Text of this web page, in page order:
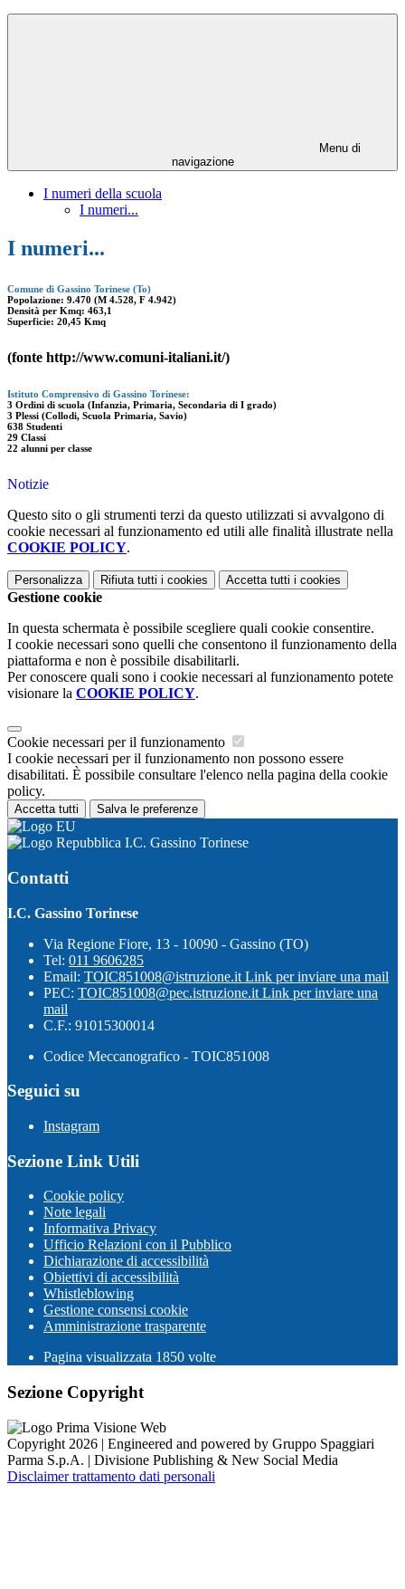
Menu di
navigazione
I numeri della scuola
I numeri...
I numeri...
Comune di Gassino Torinese (To)
Popolazione: 9.470 (M 4.528, F 4.942)
Densità per Kmq: 463,1
Superficie: 20,45 Kmq
(fonte http://www.comuni-italiani.it/)
Istituto Comprensivo di Gassino Torinese:
3 Ordini di scuola (Infanzia, Primaria, Secondaria di I grado)
3 Plessi (Collodi, Scuola Primaria, Savio)
638 Studenti
29 Classi
22 alunni per classe
Notizie
Questo sito o gli strumenti terzi da questo utilizzati si avvalgono di
cookie necessari al funzionamento ed utili alle finalità illustrate nella
COOKIE POLICY.
Personalizza Rifiuta tutti i cookies Accetta tutti i cookies
Gestione cookie
In questa schermata è possibile scegliere quali cookie consentire.
I cookie necessari sono quelli che consentono il funzionamento della
piattaforma e non è possibile disabilitarli.
Per conoscere quali sono i cookie necessari al funzionamento potete
visionare la COOKIE POLICY.
Cookie necessari per il funzionamento
I cookie necessari per il funzionamento non possono essere
disabilitati. È possibile consultare l'elenco nella pagina della cookie
policy.
Accetta tutti Salva le preferenze
I.C. Gassino Torinese
Contatti
I.C. Gassino Torinese
Via Regione Fiore, 13 - 10090 - Gassino (TO)
Tel: 011 9606285
Email: TOIC851008@istruzione.it Link per inviare una mail
PEC: TOIC851008@pec.istruzione.it Link per inviare una
mail
C.F.: 91015300014
Codice Meccanografico - TOIC851008
Seguici su
Instagram
Sezione Link Utili
Cookie policy
Note legali
Informativa Privacy
Ufficio Relazioni con il Pubblico
Dichiarazione di accessibilità
Obiettivi di accessibilità
Whistleblowing
Gestione consensi cookie
Amministrazione trasparente
Pagina visualizzata 1850 volte
Sezione Copyright
Copyright 2026 | Engineered and powered by Gruppo Spaggiari
Parma S.p.A. | Divisione Publishing & New Social Media
Disclaimer trattamento dati personali